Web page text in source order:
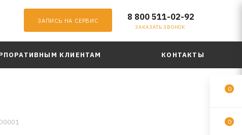
ЗАПИСЬ НА СЕРВИС 8 800 511-02-92
ЗАКАЗАТЬ ЗВОНОК
КЛИЕНТАМ КОНТАКТЫ
0
0